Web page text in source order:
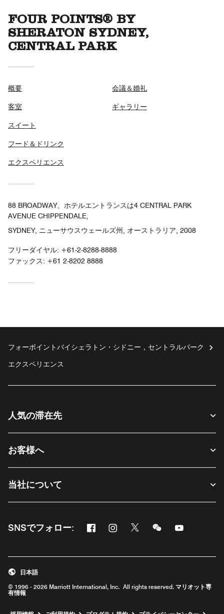
FOUR POINTS® BY
SHERATON SYDNEY,
CENTRAL PARK
概要
客室
スイート
フード＆ドリンク
エクスペリエンス
会議＆婚礼
ギャラリー
88 BROADWAY、ホテルエントランスは4 CENTRAL PARK
AVENUE CHIPPENDALE,
SYDNEY, ニューサウスウェールズ州, オーストラリア, 2008
フリーダイヤル: +61-2-8288-8888
ファックス: +61 2-8202 8888
フォーポイントバイシェラトン・シドニー，セントラルパーク
エクスペリエンス
人気の滞在先
お客様へ
当社について
SNSでフォロー: Facebook
新しいウィンドウで開く
Instagram
新しいウィンドウで開く
Twitter
新しいウィンドウで開く
Messenger
新しいウィンドウ
新しいウィ
© 1996 - 2026 Marriott International, Inc. All rights reserved. マリオット専
有情報
日本語